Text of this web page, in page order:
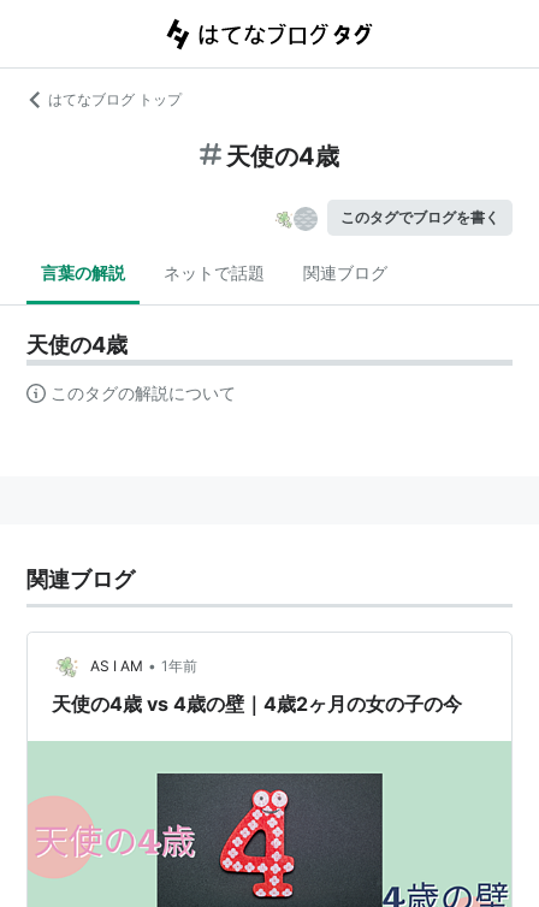
はてなブログ トップ
天使の4歳
このタグでブログを書く
言葉の解説 ネットで話題 関連ブログ
天使の4歳
このタグの解説について
関連ブログ
AS I AM • 1年前
天使の4歳 vs 4歳の壁｜4歳2ヶ月の女の子の今